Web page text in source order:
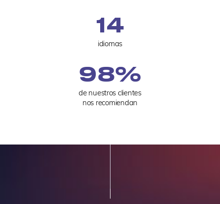
idiomas
14
de nuestros clientes
nos recomiendan
98%